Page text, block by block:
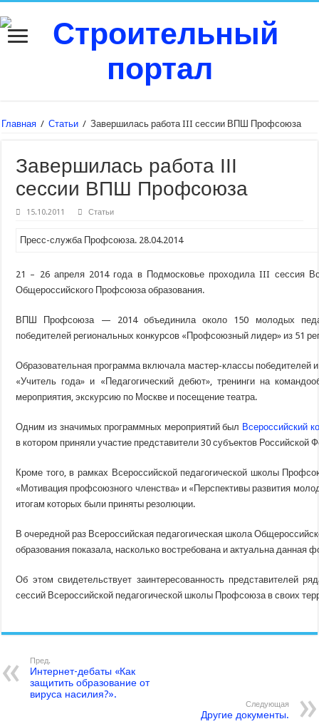
Главная / Статьи / Завершилась работа III сессии ВПШ Профсоюза
Завершилась работа III
сессии ВПШ Профсоюза
15.10.2011 Статьи
Пресс-служба Профсоюза. 28.04.2014
21 – 26 апреля 2014 года в Подмосковье проходила III сессия
Общероссийского Профсоюза образования.
ВПШ Профсоюза — 2014 объединила около 150 молодых
победителей региональных конкурсов «Профсоюзный лидер» из 51
Образовательная программа включала мастер-классы победителей
«Учитель года» и «Педагогический дебют»,
тренинги на
мероприятия, экскурсию по Москве и посещение театра.
Одним из значимых программных мероприятий был Всероссийский
в котором приняли участие представители 30 субъектов Российской
Кроме того, в рамках Всероссийской педагогической школы
«Мотивация профсоюзного членства» и «Перспективы развития
итогам которых были приняты резолюции.
В очередной раз Всероссийская педагогическая школа
образования показала, насколько востребована и актуальна данная
Об этом свидетельствует заинтересованность представителей
сессий Всероссийской педагогической школы Профсоюза в своих
Пред.
Интернет-дебаты «Как
защитить образование от
вируса насилия?».
Следующая
Другие документы.